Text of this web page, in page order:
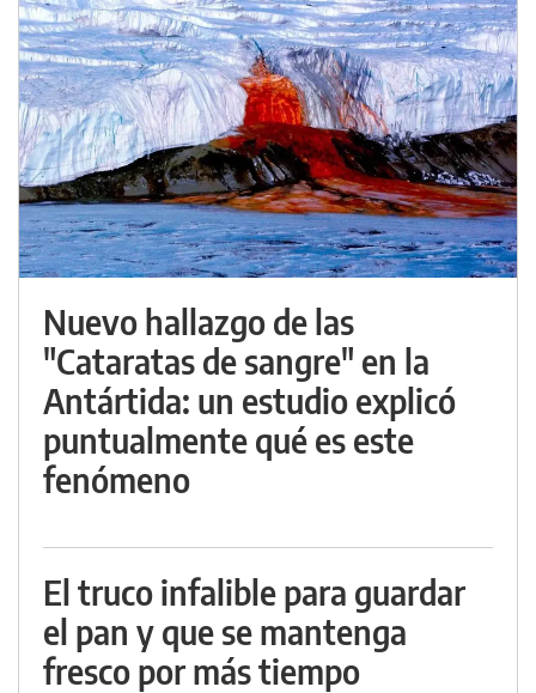
Nuevo hallazgo de las
"Cataratas de sangre" en la
Antártida: un estudio explicó
puntualmente qué es este
fenómeno
El truco infalible para guardar
el pan y que se mantenga
fresco por más tiempo